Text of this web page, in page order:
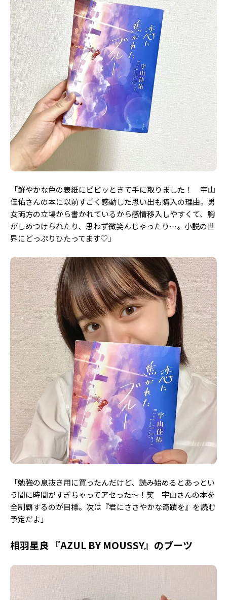
「鮮やかな色の表紙にビビッときて手に取りました！ 宇山
佳佑さんの本に以前すごく感動した思い出も購入の理由。男
女両方の立場から書かれているから感情移入しやすくて、胸
がしめつけられたり、思わず微笑んじゃったり…。小説の世
界にどっぷりひたってます♡」
「勉強の息抜き用に買ったんだけど、読み始めるとあっとい
う間に時間がすぎちゃってアセった〜！笑 宇山さんの本を
全制覇するのが目標。次は『君にささやかな奇蹟を』を読む
予定だよ」
相羽星良 『AZUL BY MOUSSY』のブーツ